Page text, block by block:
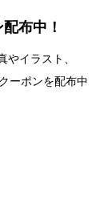
布中！
イラスト、
ーポンを配布中